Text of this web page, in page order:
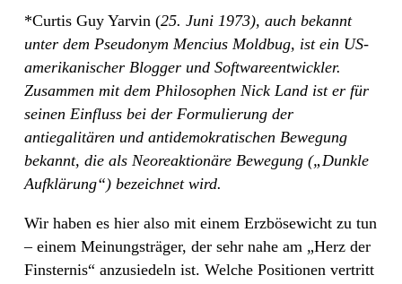
*Curtis Guy Yarvin (25. Juni 1973), auch bekannt
unter dem Pseudonym Mencius Moldbug, ist ein US-
amerikanischer Blogger und Softwareentwickler.
Zusammen mit dem Philosophen Nick Land ist er für
seinen Einfluss bei der Formulierung der
antiegalitären und antidemokratischen Bewegung
bekannt, die als Neoreaktionäre Bewegung („Dunkle
Aufklärung“) bezeichnet wird.
Wir haben es hier also mit einem Erzbösewicht zu tun
– einem Meinungsträger, der sehr nahe am „Herz der
Finsternis“ anzusiedeln ist. Welche Positionen vertritt